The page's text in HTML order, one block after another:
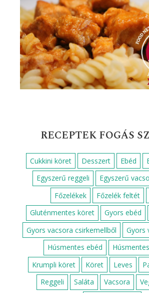
RECEPTEK FOGÁS
Cukkini köret Desszert Ebéd
Egyszerű reggeli
Egyszerű
Főzelékek
Főzelék feltét
Gluténmentes köret
Gyors ebéd
Gyors vacsora csirkemellből
Gyors
Húsmentes ebéd
Krumpli köret
Köret Leves
Reggeli
Saláta Vacsora